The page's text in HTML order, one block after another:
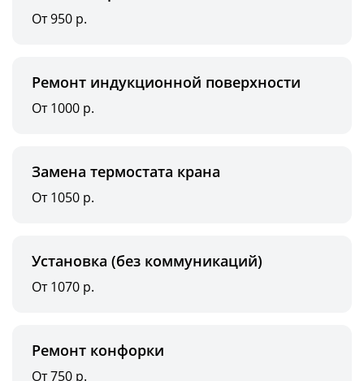
От 950 р.
Ремонт индукционной поверхности
От 1000 р.
Замена термостата крана
От 1050 р.
Установка (без коммуникаций)
От 1070 р.
Ремонт конфорки
От 750 р.